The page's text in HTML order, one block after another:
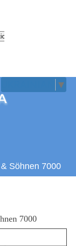
▼
Söhnen 7000
7000